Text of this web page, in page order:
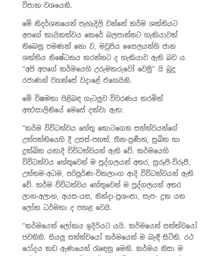
විපාක වශයෙනි.
මේ නිදර්ශනයෙන් පැහැදිලි වන්නේ කර්ම ශක්තියට
අපගේ කායිකත්වය කෙරේ බලපාන්නට හැකියාවක්
තිබෙනු පමණක් නො ව, මවුපිය සෛලයන්හි ජාන
ශක්තිය නිෂේධනය කරන්නට ද හැකියාව ඇති බව ය.
“අපි අපගේ කර්මයෙහි උරුමකරුවෝ වෙමු” යි බුදු
රජාණන් වහන්සේ වදාළේ එහෙයිනි.
මේ විෂමතා පිළිබඳ ගැටලුව විවරණය කරමින්
අත්‍ථසාලිනියේ මෙසේ දක්වා ඇත:
“කර්ම විවිධත්වය හේතු කොටගෙන සත්ත්වයන්ගේ
උත්පත්තියෙහි දී උසස්-පහත්, හීන-ප්‍රණීත, සුඛිත හා
දුක්‍ඛිත යනාදි විවිධත්වයන් ඇති වේ. කර්මයෙහි
විවිධත්වය හේතුවෙන් ම පුද්ගලයන් අතර, සුරූපී-විරූපී,
උත්තම-අධම, පරිපූර්ණ-විකලාංග ආදි විවිධත්වයන් ඇති
වේ. කර්ම විවිධත්වය හේතුවෙන් ම පුද්ගලයන් අතර
ලාභ-අලාභ, අයස-යස, නින්දා-ප්‍රශංසා, සැප- දුක යන
ලෝක ධර්මතා ද පහළ වෙයි.
“කර්මයෙන් ලෝකය ඉදිරියට යයි. කර්මයෙන් සත්ත්වයෝ
පවතිති. සියලු සත්ත්වයෝ කර්මයෙන් ම බැඳී සිටිති. රථ
රෝදය කඩ ඇණයෙන් රැඳෙනු මෙනි. කර්මය නිසා ම